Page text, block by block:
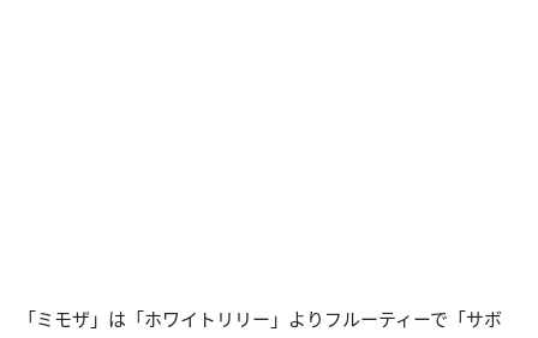
「ミモザ」は「ホワイトリリー」よりフルーティーで「サボ